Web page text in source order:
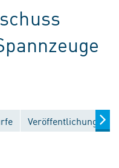
Veröffentlichungen